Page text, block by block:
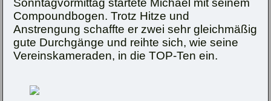
Sonntagvormittag startete Michael mit seinem
Compoundbogen. Trotz Hitze und
Anstrengung schaffte er zwei sehr gleichmäßig
gute Durchgänge und reihte sich, wie seine
Vereinskameraden, in die TOP-Ten ein.